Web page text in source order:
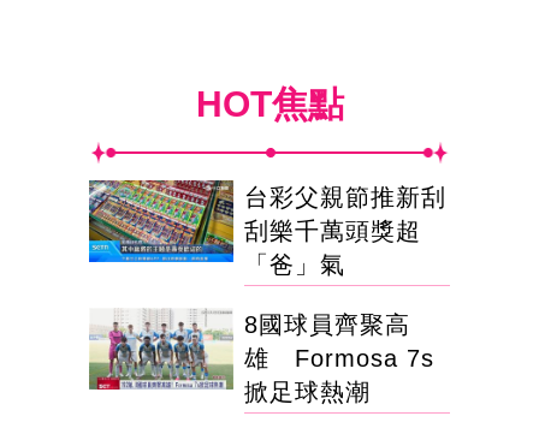
HOT焦點
台彩父親節推新刮
刮樂千萬頭獎超
「爸」氣
8國球員齊聚高
雄 Formosa 7s
掀足球熱潮